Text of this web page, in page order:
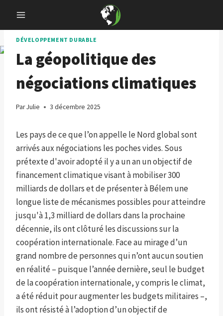
content
DÉVELOPPEMENT DURABLE
La géopolitique des
négociations climatiques
ParJulie 3 décembre 2025
Les pays de ce que l’on appelle le Nord global sont
arrivés aux négociations les poches vides. Sous
prétexte d'avoir adopté il y a un an un objectif de
financement climatique visant à mobiliser 300
milliards de dollars et de présenter à Bélem une
longue liste de mécanismes possibles pour atteindre
jusqu'à 1,3 milliard de dollars dans la prochaine
décennie, ils ont clôturé les discussions sur la
coopération internationale. Face au mirage d’un
grand nombre de personnes qui n’ont aucun soutien
en réalité – puisque l’année dernière, seul le budget
de la coopération internationale, y compris le climat,
a été réduit pour augmenter les budgets militaires –,
ils ont résisté à l’adoption d’un objectif de